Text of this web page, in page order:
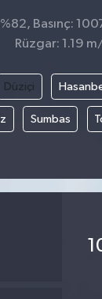
Basınç:
Rüzgar: 1.19
Düziçi
Sumbas